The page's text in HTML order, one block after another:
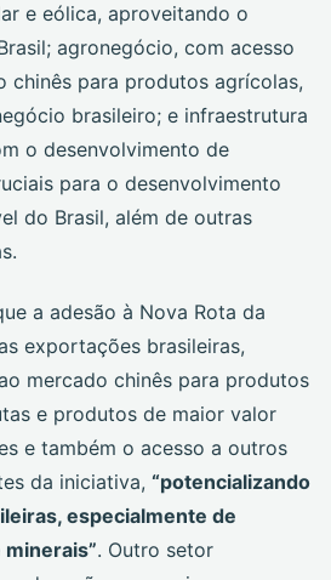
e eólica, aproveitando o
agronegócio, com acesso
chinês para produtos agrícolas,
brasileiro; e infraestrutura
o desenvolvimento de
para o desenvolvimento
do Brasil, além de outras
a adesão à Nova Rota da
exportações brasileiras,
mercado chinês para produtos
e produtos de maior valor
e também o acesso a outros
da iniciativa, “potencializando
especialmente de
. Outro setor